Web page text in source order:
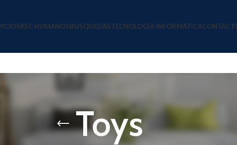
REC HUMANOSBÚSQUEDASTECNOLOGÍA INFORMÁTICA
Toys